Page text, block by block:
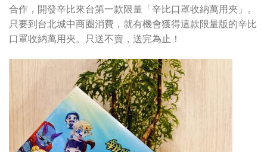
合作，開發辛比來台第一款限量「辛比口罩收納萬用夾」。
只要到台北城中商圈消費，就有機會獲得這款限量版的辛比
口罩收納萬用夾。只送不賣，送完為止！